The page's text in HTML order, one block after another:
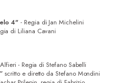
4"- Regia di Jan Michelini
di Liliana Cavani
- Regia di Stefano Sabelli
scritto e diretto da Stefano Mondini